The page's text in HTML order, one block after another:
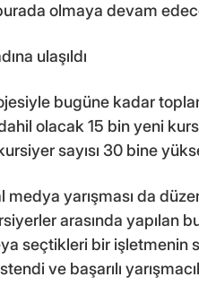
olmaya devam
ulaşıldı
bugüne kadar
dahil olacak 15 bin yeni
sayısı 30 bine
yarışması da
arasında yapılan
seçtikleri bir işletmenin
ve başarılı